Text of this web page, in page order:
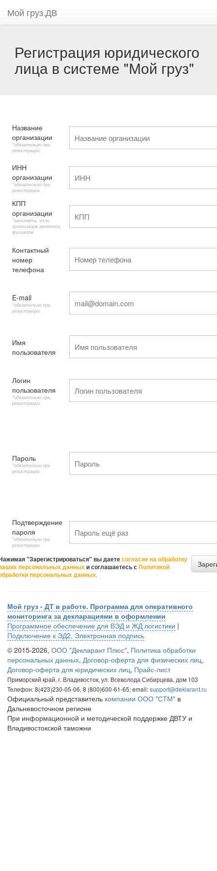
Мой груз.ДВ
Регистрация юридического
лица в системе "Мой груз"
Название
организации
*обязательно при
регистрации
ИНН
организации
*обязательно при
регистрации
КПП
организации
*заполнять, если
организация является
филиалом
Контактный
номер
телефона
E-mail
*обязательно при
регистрации
Имя
пользователя
Логин
пользователя
*обязательно при
регистрации
Пароль
*обязательно при
регистрации
Подтверждение
пароля
*обязательно при
регистрации
"Зарегистрироваться" вы даетесогласие на обработку
персональных данныхи соглашаетесь сПолитикой
персональных данных.
Мой груз - ДТ в работе. Программа для оперативного
мониторинга за декларациями в оформлении
Программное обеспечение для ВЭД и ЖД логистики |
Подключение к ЭД2, Электронная подпись
© 2015-2026, ООО "Декларант Плюс", Политика обработки
персональных данных, Договор-оферта для физических лиц,
Договор-оферта для юридических лиц, Прайс-лист
Приморский край, г. Владивосток, ул. Всеволода Сибирцева, дом 103
Телефон: 8(423)230-05-06, 8 (800)600-61-65; email:support@deklarant.ru
Официальный представитель компании ООО "СТМ" в
Дальневосточном регионе
При информационной и методической поддержке ДВТУ и
Владивостокской таможни